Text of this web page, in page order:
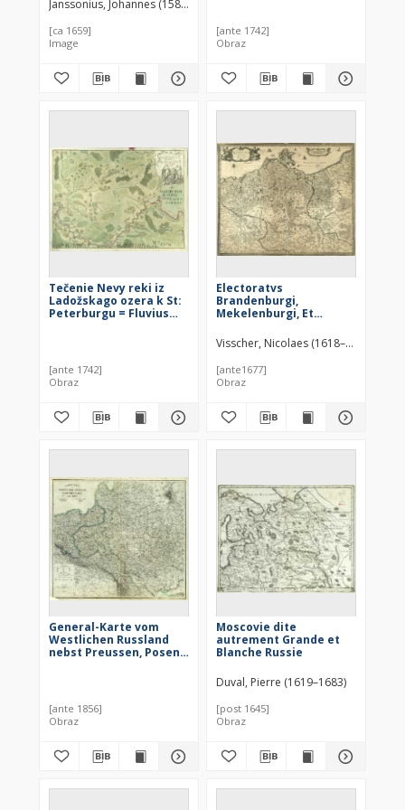
Janssonius, Johannes (1588–1664)
[ca 1659]
Image
[ante 1742]
Obraz
Tečenie Nevy reki iz
Ladožskago ozera k St:
Peterburgu = Fluvius
[ante 1742]
Obraz
Electoratvs
Brandenburgi,
Mekelenburgi, Et
Pomeraniæ novissima
Tabula
Visscher, Nicolaes (1618–1679)
[ante1677]
Obraz
General-Karte vom
Westlichen Russland
nebst Preussen, Posen
[ante 1856]
Obraz
Moscovie dite
autrement Grande et
Blanche Russie
Duval, Pierre (1619–1683)
[post 1645]
Obraz